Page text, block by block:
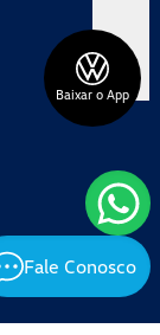
Baixar o App
Fale Conosco